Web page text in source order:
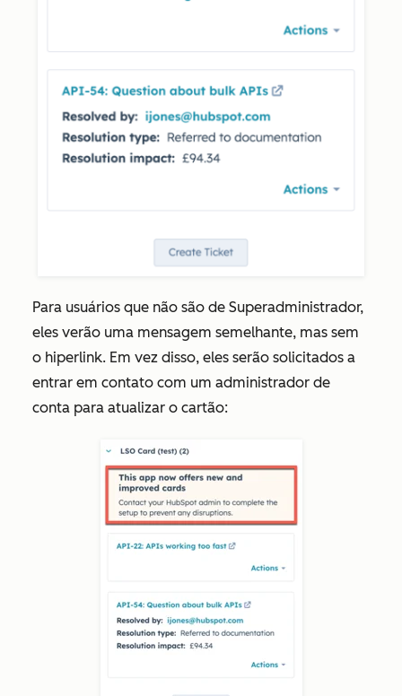
Para usuários que não são de Superadministrador,
eles verão uma mensagem semelhante, mas sem
o hiperlink. Em vez disso, eles serão solicitados a
entrar em contato com um administrador de
conta para atualizar o cartão: